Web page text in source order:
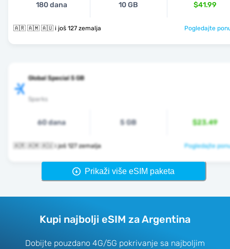
180 dana 10 GB $41.99
🇦🇷 🇦🇲 🇦🇺 i još 127 zemalja Pogledajte
Global Special 5 GB
Sparks
60 dana 5 GB $23.49
🇦🇷 🇦🇲 🇦🇺 i još 127 zemalja Pogledajte
Prikaži više eSIM paketa
Kupi najbolji eSIM za Argentina
Dobijte pouzdano 4G/5G pokrivanje sa najboljim